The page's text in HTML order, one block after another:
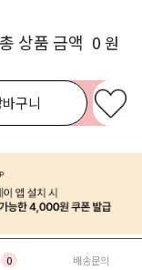
총 상품 금액 0 원
구니
0 배송문의